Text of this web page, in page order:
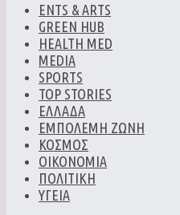
ENTS & ARTS
GREEN HUB
HEALTH MED
MEDIA
SPORTS
TOP STORIES
ΕΛΛΑΔΑ
ΕΜΠΟΛΕΜΗ ΖΩΝΗ
ΚΟΣΜΟΣ
ΟΙΚΟΝΟΜΙΑ
ΠΟΛΙΤΙΚΗ
ΥΓΕΙΑ